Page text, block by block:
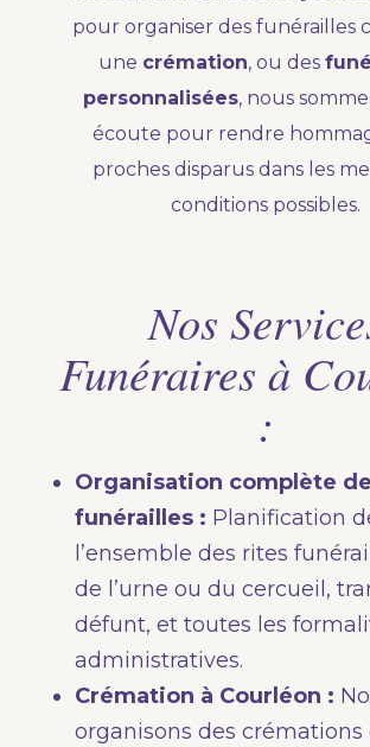
pour organiser des funérailles
une crémation, ou des
personnalisées, nous
écoute pour rendre
proches disparus dans les
conditions possibles.
Nos
Funéraires à
:
Organisation complète de
funérailles : Planification
l’ensemble des rites
de l’urne ou du cercueil,
défunt, et toutes les
administratives.
Crémation à Courléon :
organisons des crémations